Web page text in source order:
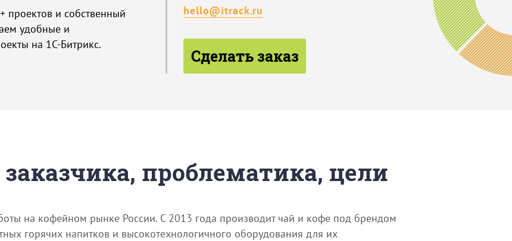
проектов и собственный
удобные и
на 1С-Битрикс.
hello@itrack.ru
Сделать заказ
заказчика, проблематика, цели
на кофейном рынке России. С 2013 года производит чай и кофе под брендом
горячих напитков и высокотехнологичного оборудования для их